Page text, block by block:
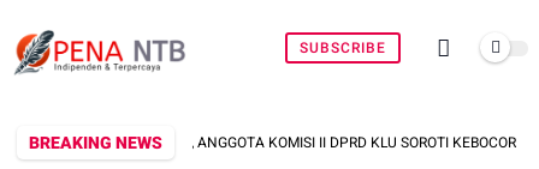
SUBSCRIBE
BREAKING NEWS
ANGGOTA KOMISI II DPRD KLU SOROTI KEBOCORAN PAJAK, DORONG